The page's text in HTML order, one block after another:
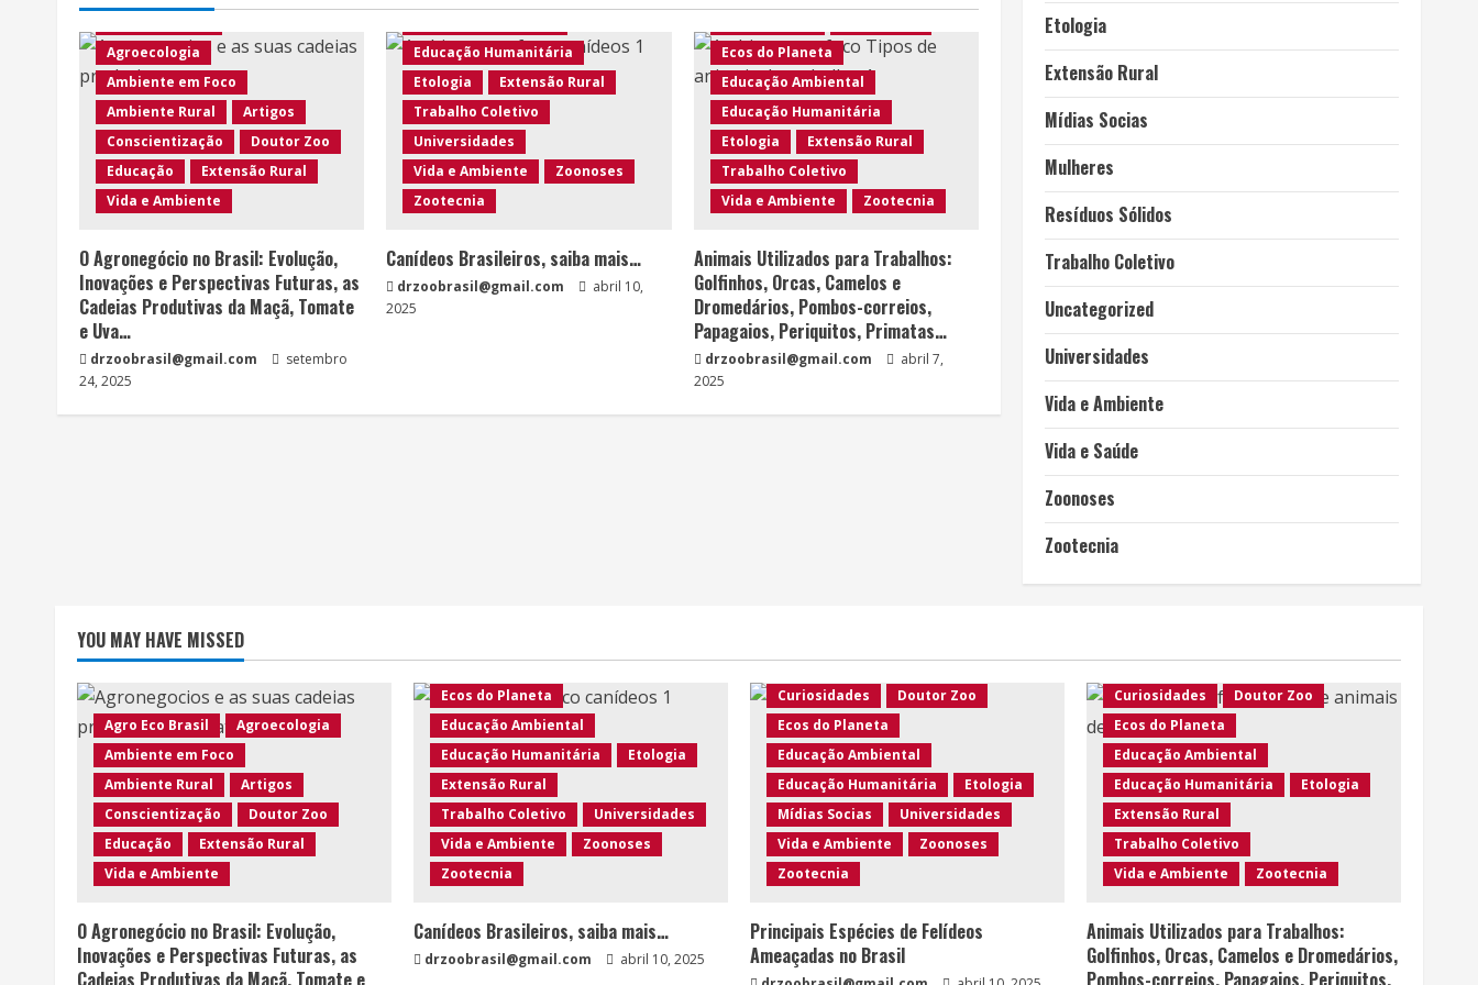
Agroecologia
Ambiente em Foco
Ambiente Rural
Artigos
Conscientização
Doutor Zoo
Educação
Extensão Rural
Vida e Ambiente
O Agronegócio no Brasil: Evolução,
Inovações e Perspectivas Futuras, as
Cadeias Produtivas da Maçã, Tomate
e Uva…
drzoobrasil@gmail.com
setembro
24, 2025
Educação Humanitária
Etologia
Extensão Rural
Trabalho Coletivo
Universidades
Vida e Ambiente
Zoonoses
Zootecnia
Canídeos Brasileiros, saiba mais…
drzoobrasil@gmail.com
abril 10,
2025
Ecos do Planeta
Educação Ambiental
Educação Humanitária
Etologia
Extensão Rural
Trabalho Coletivo
Vida e Ambiente
Zootecnia
Animais Utilizados para Trabalhos:
Golfinhos, Orcas, Camelos e
Dromedários, Pombos-correios,
Papagaios, Periquitos, Primatas…
drzoobrasil@gmail.com
abril 7,
2025
Etologia
Extensão Rural
Mídias Socias
Mulheres
Resíduos Sólidos
Trabalho Coletivo
Uncategorized
Universidades
Vida e Ambiente
Vida e Saúde
Zoonoses
Zootecnia
YOU MAY HAVE MISSED
Agro Eco Brasil
Agroecologia
Ambiente em Foco
Ambiente Rural
Artigos
Conscientização
Doutor Zoo
Educação
Extensão Rural
Vida e Ambiente
O Agronegócio no Brasil: Evolução,
Inovações e Perspectivas Futuras, as
Curiosidades
Doutor Zoo
Ecos do Planeta
Educação Ambiental
Educação Humanitária
Etologia
Extensão Rural
Trabalho Coletivo
Universidades
Vida e Ambiente
Zoonoses
Zootecnia
Canídeos Brasileiros, saiba mais…
drzoobrasil@gmail.com abril 10, 2025
Biodiversidade
Conscientização
Curiosidades
Doutor Zoo
Ecos do Planeta
Educação Ambiental
Educação Humanitária
Etologia
Mídias Socias
Universidades
Vida e Ambiente
Zoonoses
Zootecnia
Principais Espécies de Felídeos
Ameaçadas no Brasil
Ambiente em Foco
Biodiversidade
Conscientização
Curiosidades
Doutor Zoo
Ecos do Planeta
Educação Ambiental
Educação Humanitária
Etologia
Extensão Rural
Trabalho Coletivo
Vida e Ambiente
Zootecnia
Animais Utilizados para Trabalhos:
Golfinhos, Orcas, Camelos e Dromedários,